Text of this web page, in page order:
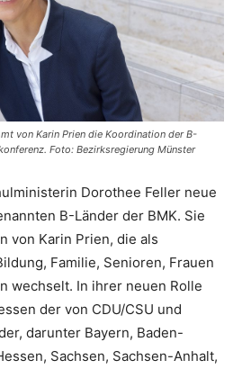
von Karin Prien die Koordination der B-
Foto: Bezirksregierung Münster
Dorothee Feller neue
B-Länder der BMK. Sie
von Karin Prien, die als
Familie, Senioren, Frauen
wechselt. In ihrer neuen Rolle
der von CDU/CSU und
darunter Bayern, Baden-
Sachsen, Sachsen-Anhalt,